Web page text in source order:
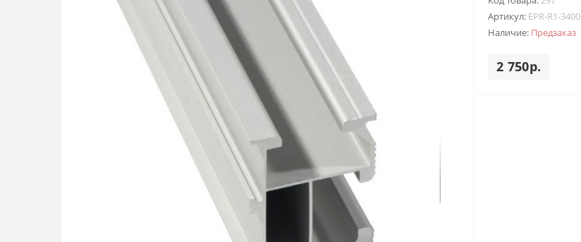
Артикул: EPR-R1-3400
Наличие: Предзаказ
2 750р.